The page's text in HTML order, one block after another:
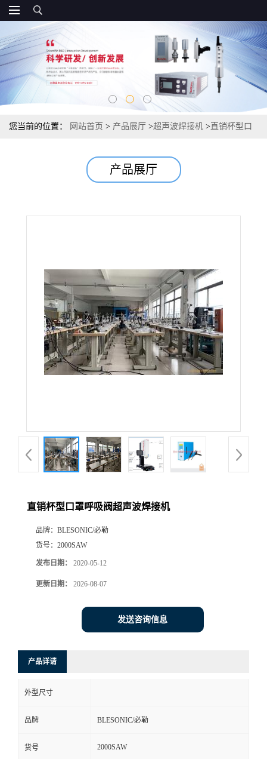
您当前的位置： 网站首页 > 产品展厅 >超声波焊接机 > 直销杯型口
产品展厅
直销杯型口罩呼吸阀超声波焊接机
品牌： BLESONIC/必勒
货号： 2000SAW
发布日期： 2020-05-12
更新日期： 2026-08-07
发送咨询信息
产品详请
外型尺寸
品牌 BLESONIC/必勒
货号 2000SAW